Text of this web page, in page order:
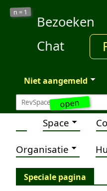
open
n = 1
Bezoeken
Chat
Niet aangemeld
Space
Organisatie
Speciale pagina